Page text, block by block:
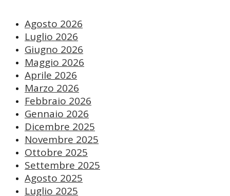
Agosto 2026
Luglio 2026
Giugno 2026
Maggio 2026
Aprile 2026
Marzo 2026
Febbraio 2026
Gennaio 2026
Dicembre 2025
Novembre 2025
Ottobre 2025
Settembre 2025
Agosto 2025
Luglio 2025